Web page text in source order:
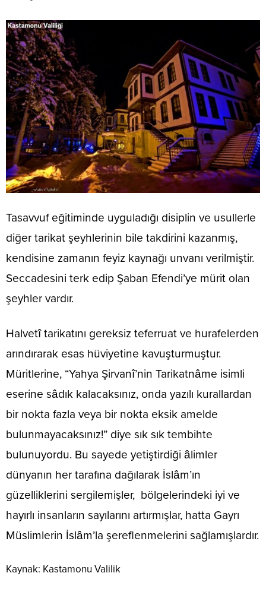
Tasavvuf eğitiminde uyguladığı disiplin ve usullerle
diğer tarikat şeyhlerinin bile takdirini kazanmış,
kendisine zamanın feyiz kaynağı unvanı verilmiştir.
Seccadesini terk edip Şaban Efendi’ye mürit olan
şeyhler vardır.
Halvetî tarikatını gereksiz teferruat ve hurafelerden
arındırarak esas hüviyetine kavuşturmuştur.
Müritlerine, “Yahya Şirvanî’nin Tarikatnâme isimli
eserine sâdık kalacaksınız, onda yazılı kurallardan
bir nokta fazla veya bir nokta eksik amelde
bulunmayacaksınız!” diye sık sık tembihte
bulunuyordu. Bu sayede yetiştirdiği âlimler
dünyanın her tarafına dağılarak İslâm’ın
güzelliklerini sergilemişler, bölgelerindeki iyi ve
hayırlı insanların sayılarını artırmışlar, hatta Gayrı
Müslimlerin İslâm’la şereflenmelerini sağlamışlardır.
Kaynak: Kastamonu Valilik